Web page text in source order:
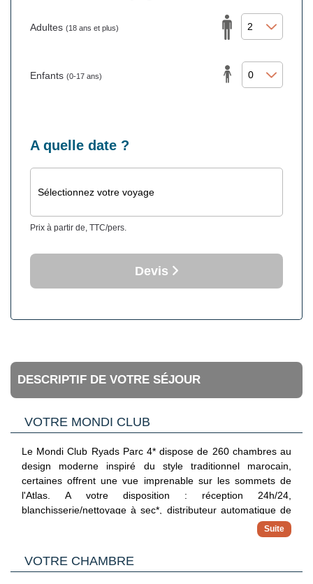
Adultes (18 ans et plus)
Enfants (0-17 ans)
A quelle date ?
Sélectionnez votre voyage
Prix à partir de, TTC/pers.
Devis
DESCRIPTIF DE VOTRE SÉJOUR
VOTRE MONDI CLUB
Le Mondi Club Ryads Parc 4* dispose de 260 chambres au
design moderne inspiré du style traditionnel marocain,
certaines offrent une vue imprenable sur les sommets de
l'Atlas. A votre disposition : réception 24h/24,
blanchisserie/nettoyage à sec*, distributeur automatique de
billets, boutique de souvenirs/cadeaux, navette vers le
centre-ville*, wifi, serviette de piscine contre caution (environ
VOTRE CHAMBRE